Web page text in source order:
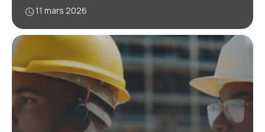
11 mars 2026